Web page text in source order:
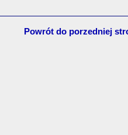
Powrót do porzedniej